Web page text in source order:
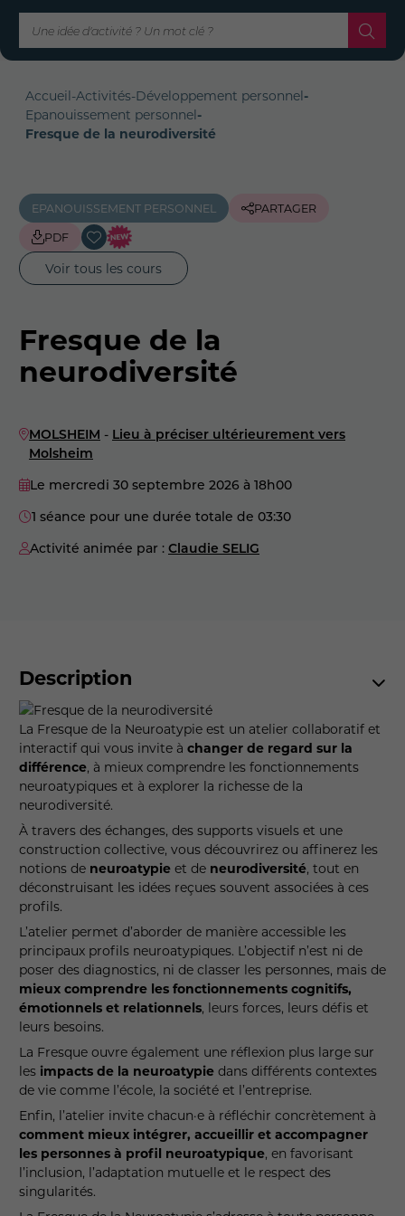
Accueil-Activités-Développement personnel-
Epanouissement personnel-
Fresque de la neurodiversité
EPANOUISSEMENT PERSONNEL
PARTAGER
PDF
Voir tous les cours
Fresque de la
neurodiversité
MOLSHEIM - Lieu à préciser ultérieurement vers
Molsheim
Le mercredi 30 septembre 2026 à 18h00
1 séance pour une durée totale de 03:30
Activité animée par : Claudie SELIG
Description
La Fresque de la Neuroatypie est un atelier collaboratif et
interactif qui vous invite à changer de regard sur la
différence, à mieux comprendre les fonctionnements
neuroatypiques et à explorer la richesse de la
neurodiversité.
À travers des échanges, des supports visuels et une
construction collective, vous découvrirez ou affinerez les
notions de neuroatypie et de neurodiversité, tout en
déconstruisant les idées reçues souvent associées à ces
profils.
L’atelier permet d’aborder de manière accessible les
principaux profils neuroatypiques. L’objectif n’est ni de
poser des diagnostics, ni de classer les personnes, mais de
mieux comprendre les fonctionnements cognitifs,
émotionnels et relationnels, leurs forces, leurs défis et
leurs besoins.
La Fresque ouvre également une réflexion plus large sur
les impacts de la neuroatypie dans différents contextes
de vie comme l’école, la société et l’entreprise.
Enfin, l’atelier invite chacun·e à réfléchir concrètement à
comment mieux intégrer, accueillir et accompagner
les personnes à profil neuroatypique, en favorisant
l’inclusion, l’adaptation mutuelle et le respect des
singularités.